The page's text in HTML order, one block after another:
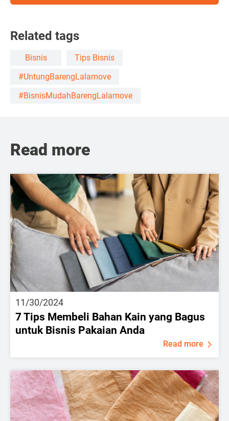
Related tags
Bisnis
Tips Bisnis
#UntungBarengLalamove
#BisnisMudahBarengLalamove
Read more
11/30/2024
7 Tips Membeli Bahan Kain yang Bagus
untuk Bisnis Pakaian Anda
Read more